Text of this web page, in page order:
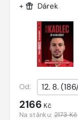
+ Dárek
Od:
2166 Kč
Na stánku:2173 Kč